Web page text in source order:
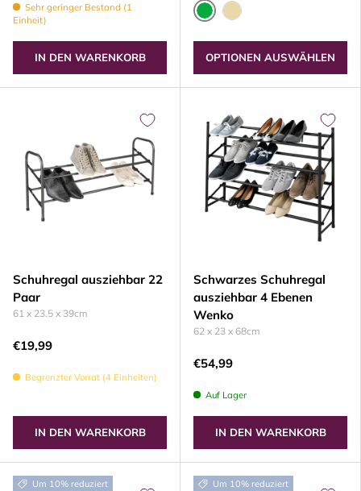
Sehr geringer Bestand (1
Einheit)
IN DEN WARENKORB
GROENBEIGE
OPTIONEN AUSWÄHLEN
Schuhregal ausziehbar 22
Paar
61 x 23.5 x 39cm
€19,99
Begrenzter Vorrat (4 Einheiten)
IN DEN WARENKORB
Schwarzes Schuhregal
ausziehbar 4 Ebenen
Wenko
62 x 23 x 68cm
€54,99
Auf Lager
IN DEN WARENKORB
Um 10% reduziert Um 10% reduziert